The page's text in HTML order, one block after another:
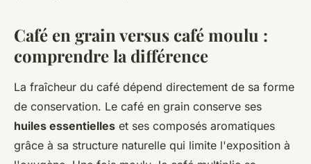
Café en grain versus café moulu :
comprendre la différence
La fraîcheur du café dépend directement de sa forme
de conservation. Le café en grain conserve ses
huiles essentielles et ses composés aromatiques
grâce à sa structure naturelle qui limite l'exposition à